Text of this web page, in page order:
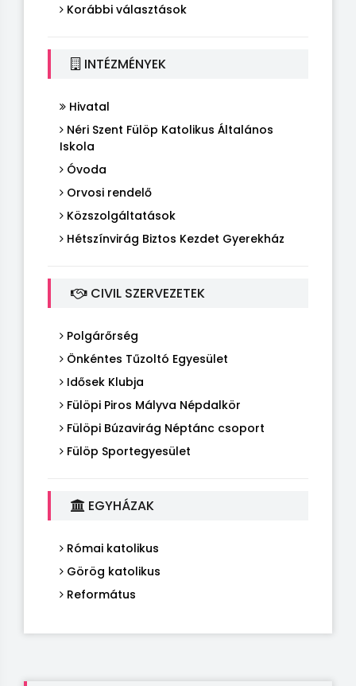
Korábbi választások
INTÉZMÉNYEK
Hivatal
Néri Szent Fülöp Katolikus Általános
Iskola
Óvoda
Orvosi rendelő
Közszolgáltatások
Hétszínvirág Biztos Kezdet Gyerekház
CIVIL SZERVEZETEK
Polgárőrség
Önkéntes Tűzoltó Egyesület
Idősek Klubja
Fülöpi Piros Mályva Népdalkör
Fülöpi Búzavirág Néptánc csoport
Fülöp Sportegyesület
EGYHÁZAK
Római katolikus
Görög katolikus
Református